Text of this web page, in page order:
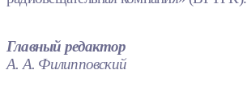
Главный редактор
А. А. Филипповский